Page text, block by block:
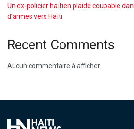
Un ex-policier haïtien plaide coupable
d’armes vers Haïti
Recent Comments
Aucun commentaire à afficher.